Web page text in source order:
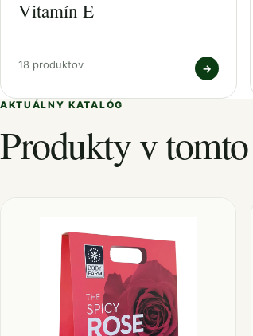
Vitamín E
18 produktov →
AKTUÁLNY KATALÓG
Produkty v